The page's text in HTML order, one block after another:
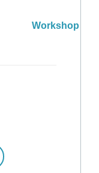
Workshop